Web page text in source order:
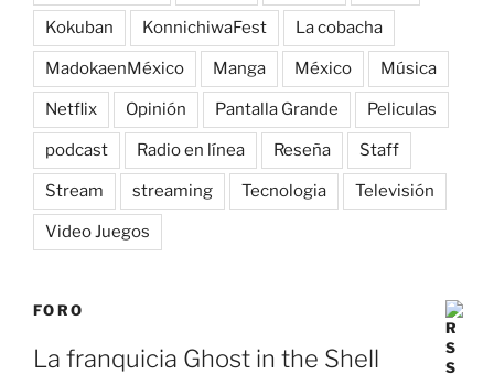
Kokuban KonnichiwaFest La cobacha
MadokaenMéxico Manga México Música
Netflix Opinión Pantalla Grande Peliculas
podcast Radio en línea Reseña Staff
Stream streaming Tecnologia Televisión
Video Juegos
FORO
La franquicia Ghost in the Shell